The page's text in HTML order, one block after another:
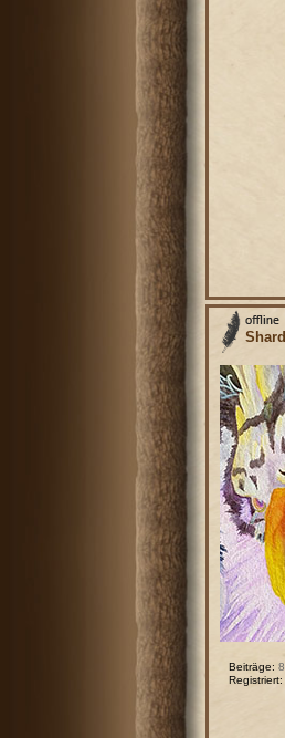
Shard
Beiträge: 8
Registriert: